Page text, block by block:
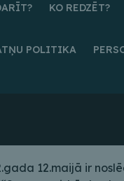
KO REDZĒT?
POLITIKA
12.maijā ir